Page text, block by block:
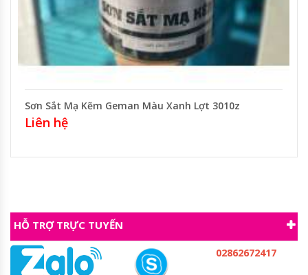
Sơn Sắt Mạ Kẽm Geman Màu Xanh Lợt 3010z
Liên hệ
HỖ TRỢ TRỰC TUYẾN
02862672417